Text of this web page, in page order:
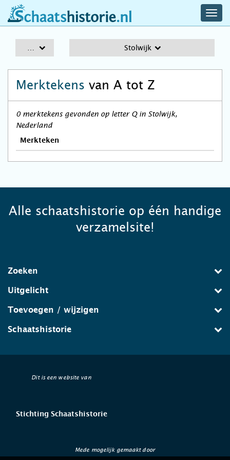
schaatshistorie.nl
Stolwijk
Merktekens van A tot Z
0 merktekens gevonden op letter Q in Stolwijk,
Nederland
Merkteken
Alle schaatshistorie op één handige
verzamelsite!
Zoeken
Uitgelicht
Toevoegen / wijzigen
Schaatshistorie
Dit is een website van
Stichting Schaatshistorie
Mede mogelijk gemaakt door